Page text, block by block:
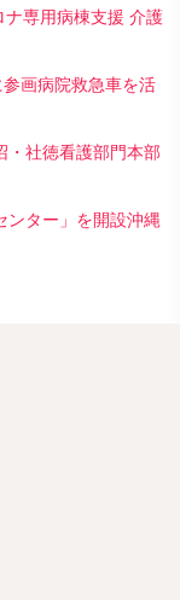
専用病棟支援 介護
画病院救急車を活
・社徳看護部門本部
ンター」を開設沖縄